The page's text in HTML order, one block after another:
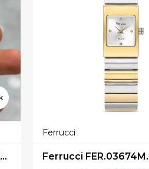
Ferrucci FER.03719M.01 Çelik Kordon Erkek Kol Saati
Ferrucci